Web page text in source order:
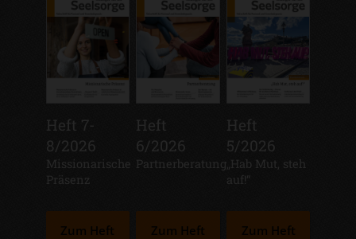
Heft 7-
8/2026
:
Missionarische
Präsenz
Zum Heft
Heft
6/2026
:
Partnerberatung
Zum Heft
Heft
5/2026
:„Hab Mut, steh
auf!“
Zum Heft